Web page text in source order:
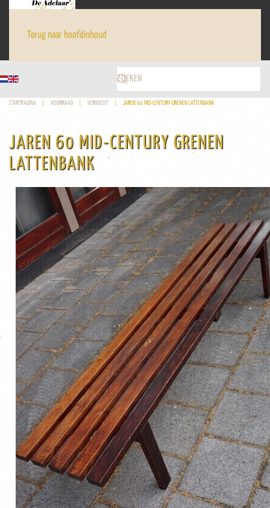
Terug naar hoofdinhoud
STARTPAGINA VOORRAAD VERKOCHT JAREN 60 MID-CENTURY GRENEN LATTENBANK
JAREN 60 MID-CENTURY GRENEN
LATTENBANK